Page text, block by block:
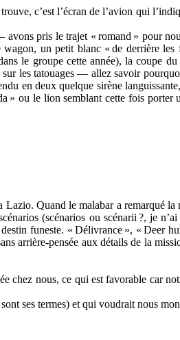
c’est l’écran de l’avion qui
avons pris le trajet « romand » pour
un petit blanc « de derrière les
le groupe cette année), la coupe
les tatouages — allez savoir
en deux quelque sirène
» ou le lion semblant cette fois
Quand le malabar a remarqué
(scénarios ou scénarii ?, je
funeste. « Délivrance », « Deer
arrière-pensée aux détails de la
chez nous, ce qui est favorable car
ses termes) et qui voudrait nous